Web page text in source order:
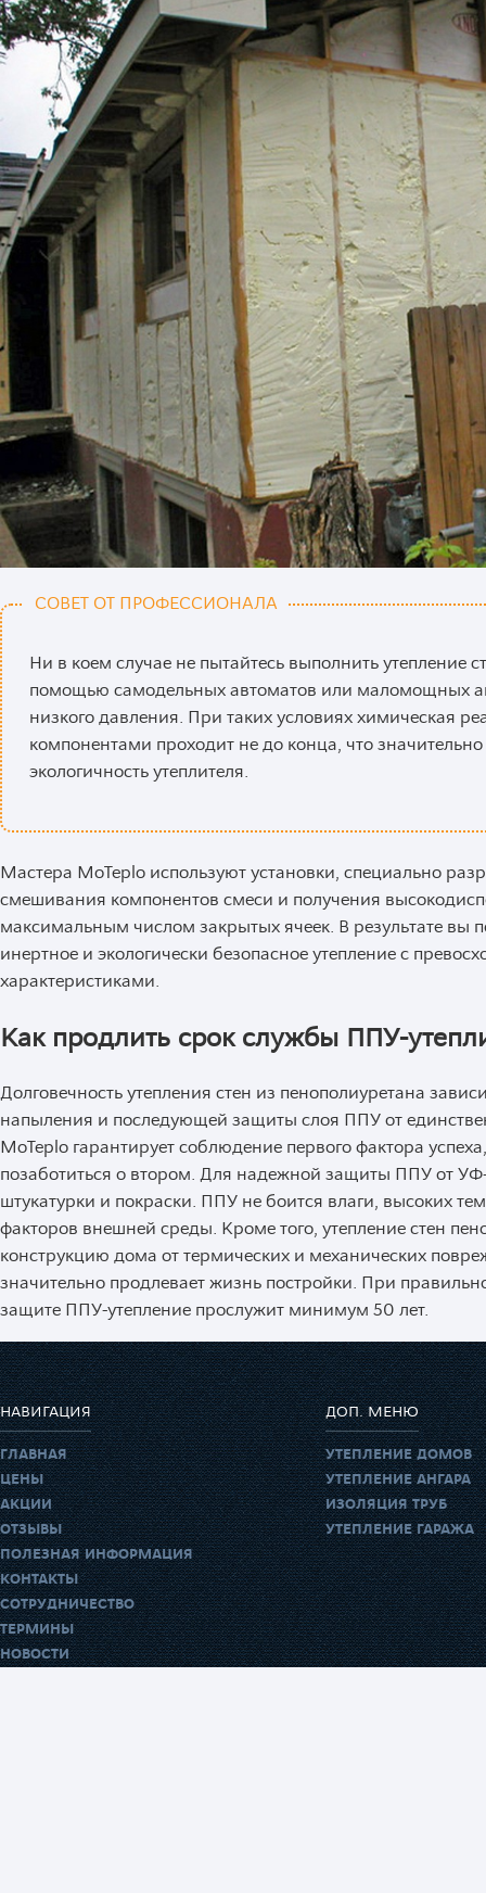
СОВЕТ ОТ ПРОФЕССИОНАЛА
Ни в коем случае не пытайтесь выполнить утепление
помощью самодельных автоматов или маломощных
низкого давления. При таких условиях химическая
компонентами проходит не до конца, что
экологичность утеплителя.
Мастера MoTeplo используют установки, специально
смешивания компонентов смеси и получения
максимальным числом закрытых ячеек. В результате вы
инертное и экологически безопасное утепление с
характеристиками.
Как продлить срок службы ППУ-
Долговечность утепления стен из пенополиуретана
напыления и последующей защиты слоя ППУ от
MoTeplo гарантирует соблюдение первого фактора
позаботиться о втором. Для надежной защиты ППУ от
штукатурки и покраски. ППУ не боится влаги, высоких
факторов внешней среды. Кроме того, утепление стен
конструкцию дома от термических и механических
значительно продлевает жизнь постройки. При
защите ППУ-утепление прослужит минимум 50 лет.
НАВИГАЦИЯ
ГЛАВНАЯ
ЦЕНЫ
АКЦИИ
ОТЗЫВЫ
ПОЛЕЗНАЯ ИНФОРМАЦИЯ
КОНТАКТЫ
СОТРУДНИЧЕСТВО
ТЕРМИНЫ
НОВОСТИ
ДОП. МЕНЮ
УТЕПЛЕНИЕ ДОМОВ
УТЕПЛЕНИЕ АНГАРА
ИЗОЛЯЦИЯ ТРУБ
УТЕПЛЕНИЕ ГАРАЖА